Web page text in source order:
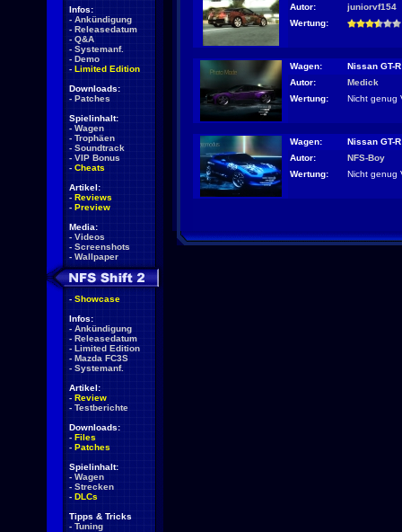
Infos:
- Ankündigung
- Releasedatum
- Q&A
- Systemanf.
- Demo
- Limited Edition
Downloads:
- Patches
Spielinhalt:
- Wagen
- Trophäen
- Soundtrack
- VIP Bonus
- Cheats
Artikel:
- Reviews
- Preview
Media:
- Videos
- Screenshots
- Wallpaper
- Showcase
Infos:
- Ankündigung
- Releasedatum
- Limited Edition
- Mazda FC3S
- Systemanf.
Artikel:
- Review
- Testberichte
Downloads:
- Files
- Patches
Spielinhalt:
- Wagen
- Strecken
- DLCs
Tipps & Tricks
- Tuning
Autor:
juniorvf154
Wertung:
Wagen:
Nissan GT-
Autor:
Medick
Wertung:
Nicht genug
Wagen:
Nissan GT-
Autor:
NFS-Boy
Wertung:
Nicht genug